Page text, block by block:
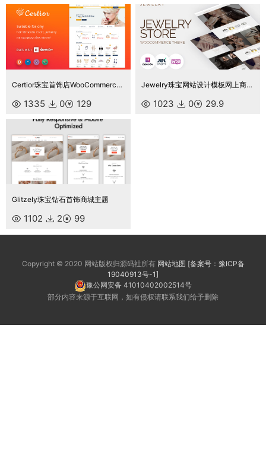
Certior珠宝首饰店WooCommerce主题
1335 0 129
Jewelry珠宝网站设计模板网上商店WooCommerce主题
1023 0 29.9
Glitzely珠宝钻石首饰商城主题
1102 2 99
Copyright © 2020 网站版权归源码社所有 网站地图 [备案号：豫ICP备
19040913号-1]
豫公网安备 41010402002514号
部分内容来源于互联网，如有侵权请联系我们给予删除